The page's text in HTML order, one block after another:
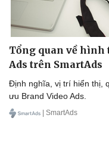
Tổng quan về hình
Ads trên SmartAds
Định nghĩa, vị trí hiển thị,
ưu Brand Video Ads.
| SmartAds